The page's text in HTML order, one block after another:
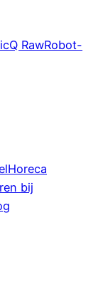
Q RawRobot-
Horeca
bij